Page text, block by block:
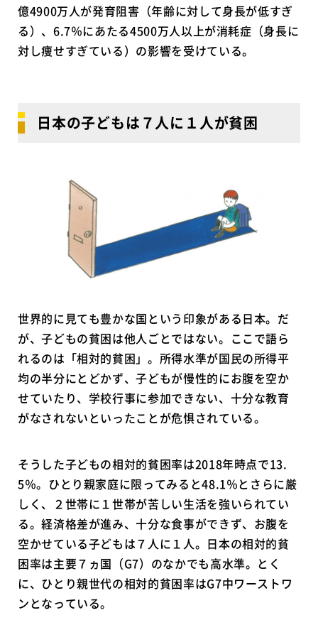
億4900万人が発育阻害（年齢に対して身長が低すぎ
る）、6.7％にあたる4500万人以上が消耗症（身長に
対し痩せすぎている）の影響を受けている。
日本の子どもは７人に１人が貧困
世界的に見ても豊かな国という印象がある日本。だ
が、子どもの貧困は他人ごとではない。ここで語ら
れるのは「相対的貧困」。所得水準が国民の所得平
均の半分にとどかず、子どもが慢性的にお腹を空か
せていたり、学校行事に参加できない、十分な教育
がなされないといったことが危惧されている。
そうした子どもの相対的貧困率は2018年時点で13.
5％。ひとり親家庭に限ってみると48.1％とさらに厳
しく、２世帯に１世帯が苦しい生活を強いられてい
る。経済格差が進み、十分な食事ができず、お腹を
空かせている子どもは７人に１人。日本の相対的貧
困率は主要７ヵ国（G7）のなかでも高水準。とく
に、ひとり親世代の相対的貧困率はG7中ワーストワ
ンとなっている。